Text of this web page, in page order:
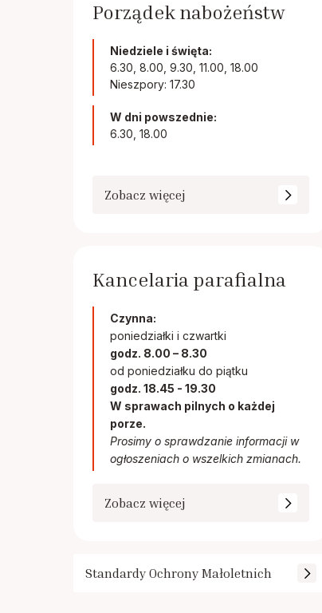
Porządek nabożeństw
Niedziele i święta:
6.30, 8.00, 9.30, 11.00, 18.00
Nieszpory: 17.30
W dni powszednie:
6.30, 18.00
Zobacz więcej
Kancelaria parafialna
Czynna:
poniedziałki i czwartki
godz. 8.00 – 8.30
od poniedziałku do piątku
godz. 18.45 - 19.30
W sprawach pilnych o każdej
porze.
Prosimy o sprawdzanie informacji w
ogłoszeniach o wszelkich zmianach.
Zobacz więcej
Standardy Ochrony Małoletnich